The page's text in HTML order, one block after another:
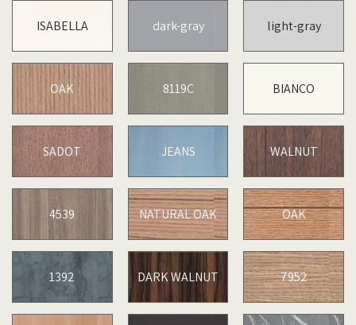
light-gray
dark-gray
ISABELLA
BIANCO
8119C
OAK
WALNUT
JEANS
SADOT
OAK
NATURAL OAK
4539
7952
DARK WALNUT
1392